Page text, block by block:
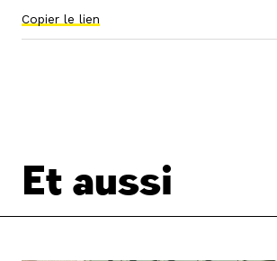
Copier le lien
Et aussi